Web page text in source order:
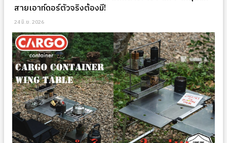
สายเอาท์ดอร์ตัวจริงต้องมี!
24 มิ.ย. 2026